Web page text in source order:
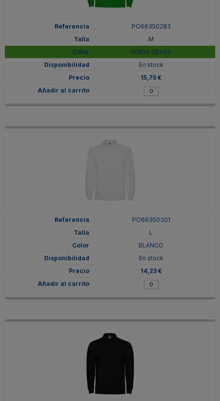
PO66350283
M
VERDE GRASS
En stock
15,75 €
PO66350301
L
BLANCO
En stock
14,23 €